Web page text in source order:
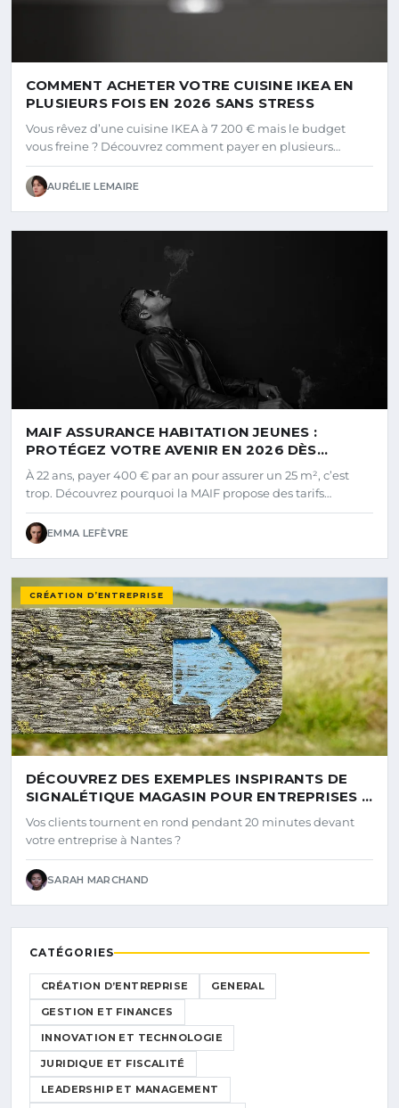
COMMENT ACHETER VOTRE CUISINE IKEA EN
PLUSIEURS FOIS EN 2026 SANS STRESS
Vous rêvez d’une cuisine IKEA à 7 200 € mais le budget
vous freine ? Découvrez comment payer en plusieurs…
AURÉLIE LEMAIRE
MAIF ASSURANCE HABITATION JEUNES :
PROTÉGEZ VOTRE AVENIR EN 2026 DÈS
AUJOURD'HUI
À 22 ans, payer 400 € par an pour assurer un 25 m², c’est
trop. Découvrez pourquoi la MAIF propose des tarifs…
EMMA LEFÈVRE
CRÉATION D’ENTREPRISE
DÉCOUVREZ DES EXEMPLES INSPIRANTS DE
SIGNALÉTIQUE MAGASIN POUR ENTREPRISES À
NANTES EN 2026
Vos clients tournent en rond pendant 20 minutes devant
votre entreprise à Nantes ?
SARAH MARCHAND
CATÉGORIES
CRÉATION D’ENTREPRISE GENERAL
GESTION ET FINANCES
INNOVATION ET TECHNOLOGIE
JURIDIQUE ET FISCALITÉ
LEADERSHIP ET MANAGEMENT